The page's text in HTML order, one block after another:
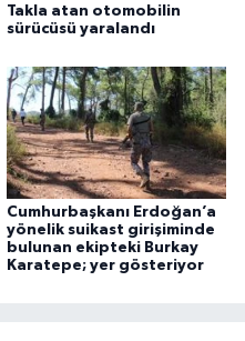
Takla atan otomobilin
sürücüsü yaralandı
Cumhurbaşkanı Erdoğan’a
yönelik suikast girişiminde
bulunan ekipteki Burkay
Karatepe; yer gösteriyor